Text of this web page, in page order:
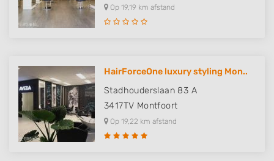
Op 19,19 km afstand
HairForceOne luxury styling Mon..
Stadhouderslaan 83 A
3417TV Montfoort
Op 19,22 km afstand